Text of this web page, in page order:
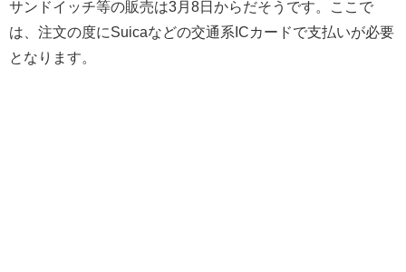
サンドイッチ等の販売は3月8日からだそうです。ここで
は、注文の度にSuicaなどの交通系ICカードで支払いが必要
となります。